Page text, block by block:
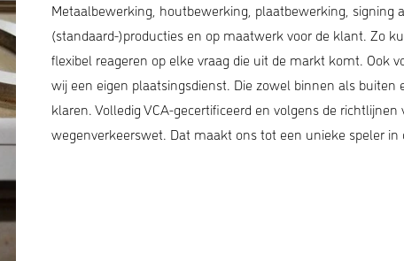
Metaalbewerking, houtbewerking, plaatbewerking, signing
(standaard-)producties en op maatwerk voor de klant. Zo
flexibel reageren op elke vraag die uit de markt komt. Ook
wij een eigen plaatsingsdienst. Die zowel binnen als buiten
klaren. Volledig VCA-gecertificeerd en volgens de richtlijnen
wegenverkeerswet. Dat maakt ons tot een unieke speler in